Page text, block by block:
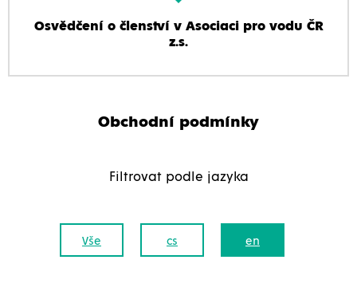
Osvědčení o členství v Asociaci pro vodu ČR
z.s.
Obchodní podmínky
Filtrovat podle jazyka
Vše cs en